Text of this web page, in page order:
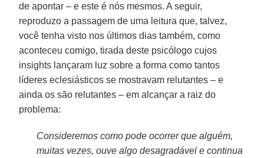
de apontar – e este é nós mesmos. A seguir,
reproduzo a passagem de uma leitura que, talvez,
você tenha visto nos últimos dias também, como
aconteceu comigo, tirada deste psicólogo cujos
insights lançaram luz sobre a forma como tantos
líderes eclesiásticos se mostravam relutantes – e
ainda os são relutantes – em alcançar a raiz do
problema:
Consideremos como pode ocorrer que alguém,
muitas vezes, ouve algo desagradável e continua